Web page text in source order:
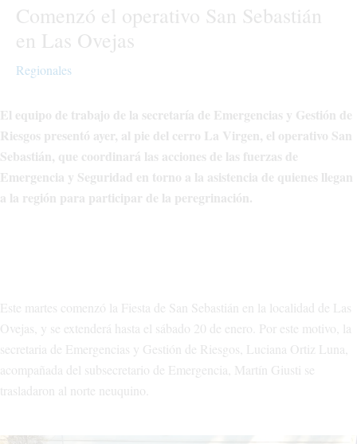
Comenzó el operativo San Sebastián
en Las Ovejas
Regionales
El equipo de trabajo de la secretaría de Emergencias y Gestión de
Riesgos presentó ayer, al pie del cerro La Virgen, el operativo San
Sebastián, que coordinará las acciones de las fuerzas de
Emergencia y Seguridad en torno a la asistencia de quienes llegan
a la región para participar de la peregrinación.
Este martes comenzó la Fiesta de San Sebastián en la localidad de Las
Ovejas, y se extenderá hasta el sábado 20 de enero. Por este motivo, la
secretaria de Emergencias y Gestión de Riesgos, Luciana Ortiz Luna,
acompañada del subsecretario de Emergencia, Martín Giusti se
trasladaron al norte neuquino.